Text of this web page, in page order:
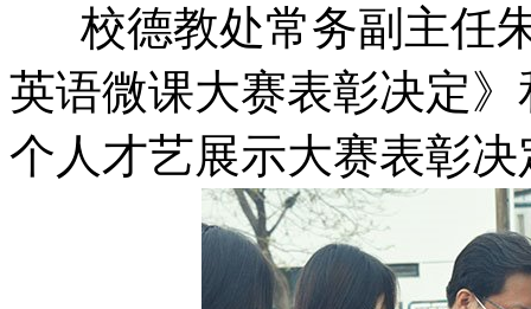
校德教处常务副主任
英语微课大赛表彰决定
个人才艺展示大赛表彰决